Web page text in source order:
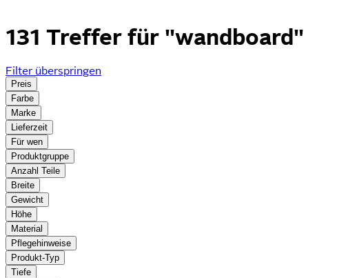
131 Treffer für "wandboard"
Filter überspringen
Preis
Farbe
Marke
Lieferzeit
Für wen
Produktgruppe
Anzahl Teile
Breite
Gewicht
Höhe
Material
Pflegehinweise
Produkt-Typ
Tiefe